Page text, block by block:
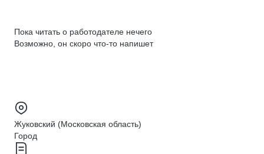
Пока читать о работодателе нечего
Возможно, он скоро что‑то напишет
Жуковский (Московская область)
Город